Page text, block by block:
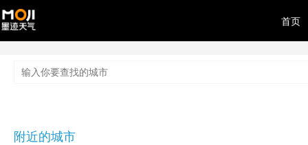
首页
附近的城市